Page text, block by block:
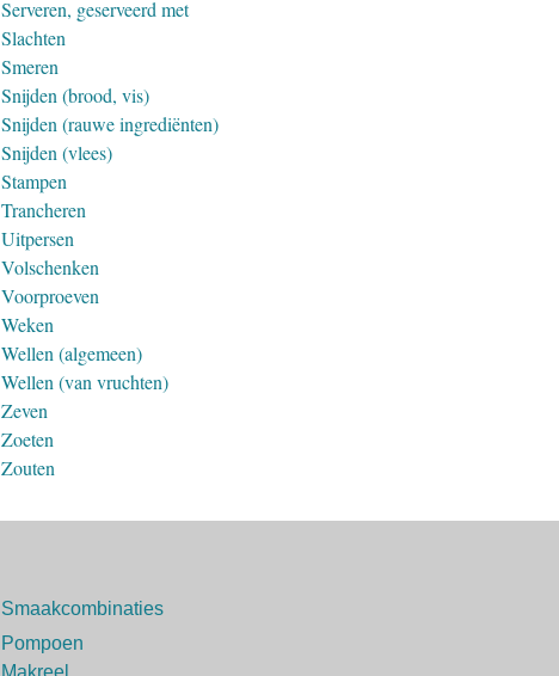
Serveren, geserveerd met
Slachten
Smeren
Snijden (brood, vis)
Snijden (rauwe ingrediënten)
Snijden (vlees)
Stampen
Trancheren
Uitpersen
Volschenken
Voorproeven
Weken
Wellen (algemeen)
Wellen (van vruchten)
Zeven
Zoeten
Zouten
Smaakcombinaties
Pompoen
Makreel